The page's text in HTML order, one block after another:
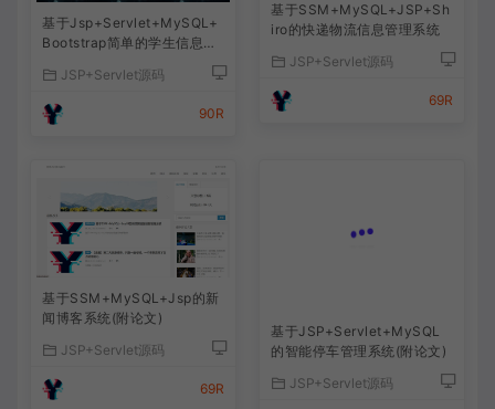
基于Jsp+Servlet+MySQL+
Bootstrap简单的学生信息管
JSP+Servlet源码
90R
基于SSM+MySQL+JSP+Sh
iro的快递物流信息管理系统
JSP+Servlet源码
69R
基于SSM+MySQL+Jsp的新
闻博客系统(附论文)
JSP+Servlet源码
69R
基于JSP+Servlet+MySQL
的智能停车管理系统(附论文)
JSP+Servlet源码